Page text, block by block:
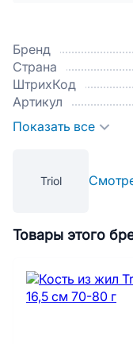
Бренд
Страна
ШтрихКод
Артикул
Показать все
Triol
Товары этого